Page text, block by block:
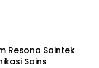
Resona Saintek
Sains